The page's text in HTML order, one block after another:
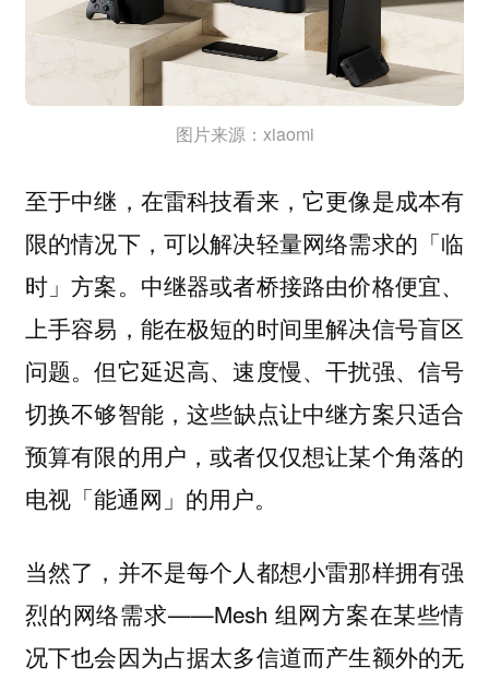
图片来源：xiaomi
至于中继，在雷科技看来，它更像是成本有
限的情况下，可以解决轻量网络需求的「临
时」方案。中继器或者桥接路由价格便宜、
上手容易，能在极短的时间里解决信号盲区
问题。但它延迟高、速度慢、干扰强、信号
切换不够智能，这些缺点让中继方案只适合
预算有限的用户，或者仅仅想让某个角落的
电视「能通网」的用户。
当然了，并不是每个人都想小雷那样拥有强
烈的网络需求——Mesh 组网方案在某些情
况下也会因为占据太多信道而产生额外的无